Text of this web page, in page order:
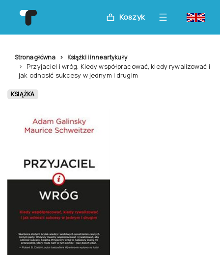
Koszyk
Strona główna Książki i inne artykuły
Przyjaciel i wróg. Kiedy współpracować, kiedy rywalizować i
jak odnosić sukcesy w jednym i drugim
KSIĄŻKA